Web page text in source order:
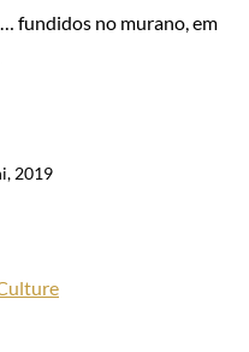
fundidos no murano, em
2019